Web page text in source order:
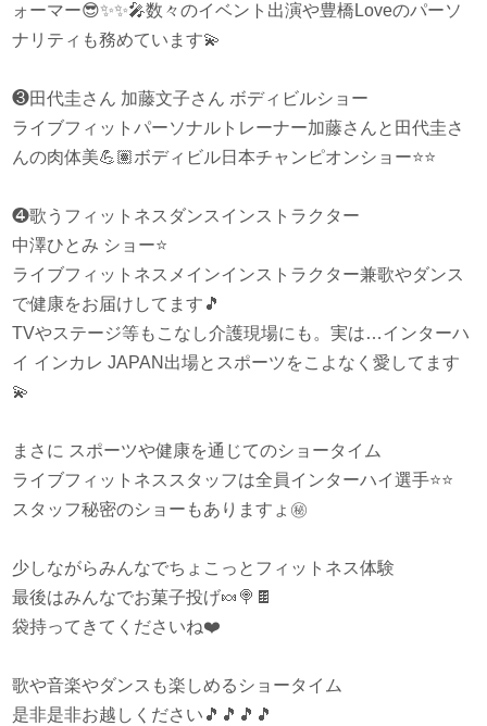
ォーマー😎✨✨🎤数々のイベント出演や豊橋Loveのパーソ
ナリティも務めています💫
❸田代圭さん 加藤文子さん ボディビルショー
ライブフィットパーソナルトレーナー加藤さんと田代圭さ
んの肉体美💪🏽ボディビル日本チャンピオンショー⭐️⭐️
❹歌うフィットネスダンスインストラクター
中澤ひとみ ショー⭐️
ライブフィットネスメインインストラクター兼歌やダンス
で健康をお届けしてます 🎵
TVやステージ等もこなし介護現場にも。実は…インターハ
イ インカレ JAPAN出場とスポーツをこよなく愛してます
💫
まさに スポーツや健康を通じてのショータイム
ライブフィットネススタッフは全員インターハイ選手⭐️⭐️
スタッフ秘密のショーもありますょ ㊙️
少しながらみんなでちょこっとフィットネス体験
最後はみんなでお菓子投げ🍬 🍭 🍫
袋持ってきてくださいね❤️
歌や音楽やダンスも楽しめるショータイム
是非是非お越しください 🎵 🎵 🎵 🎵